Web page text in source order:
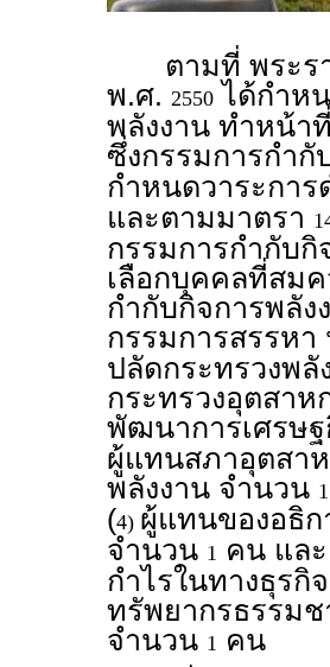
ตามที่ พระรา
พ.ศ. 2550 ได้กำห
พลังงาน ทำหน้า
ซึ่งกรรมการกำ
กำหนดวาระกา
และตามมาตรา
กรรมการกำกับ
เลือกบุคคลที่สม
กำกับกิจการพลั
กรรมการสรรหา
ปลัดกระทรวงพลั
กระทรวงอุตสา
พัฒนาการเศรษ
ผู้แทนสภาอุตสา
พลังงาน จำนวน 1
(4) ผู้แทนของอธิ
จำนวน 1 คน แล
กำไรในทางธุร
ทรัพยากรธรรม
จำนวน 1 คน